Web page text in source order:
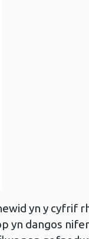
yn y cyfrif
yn dangos